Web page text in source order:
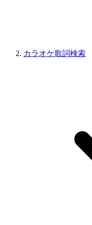
カラオケ歌詞検索